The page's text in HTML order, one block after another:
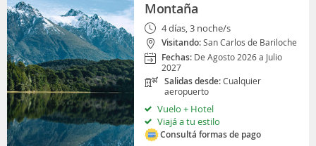
Montaña
4 días, 3 noche/s
Visitando:San Carlos de Bariloche
Fechas: De Agosto 2026 a Julio
2027
Salidas desde:Cualquier
aeropuerto
Vuelo + Hotel
Viajá a tu estilo
Consultá formas de pago